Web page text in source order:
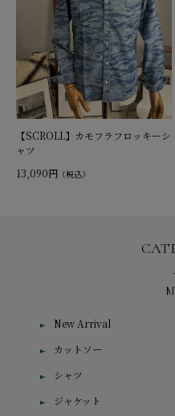
【SCROLL】カモフラフロッキーシ
ャツ
13,090円 （税込）
New Arrival
カットソー
シャツ
ジャケット